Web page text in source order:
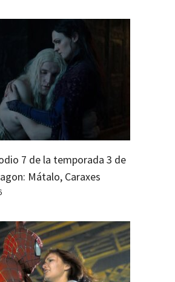
7 de la temporada 3 de
Mátalo, Caraxes